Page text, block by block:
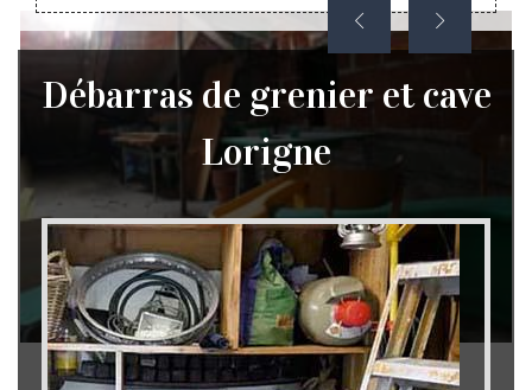
Débarras de grenier et cave 79
Débarras de grenier et cave
Lorigne